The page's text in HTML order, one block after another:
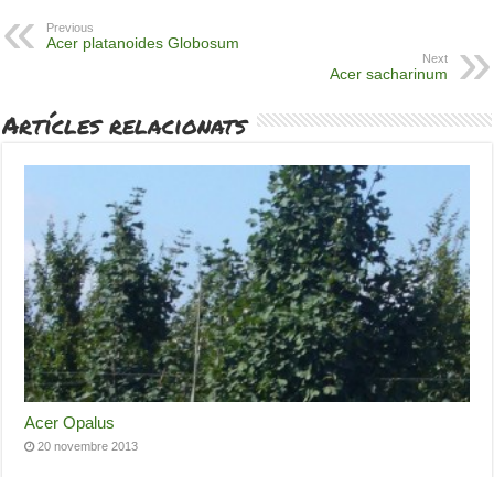
Previous
Acer platanoides Globosum
Next
Acer sacharinum
Artícles relacionats
Acer Opalus
20 novembre 2013